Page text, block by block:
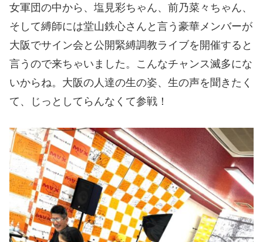
女軍団の中から、塩見彩ちゃん、前乃菜々ちゃん、
そして縛師には堂山鉄心さんと言う豪華メンバーが
大阪でサイン会と公開緊縛調教ライブを開催すると
言うので来ちゃいました。こんなチャンス滅多にな
いからね。大阪の人達の生の姿、生の声を聞きたく
て、じっとしてらんなくて参戦！